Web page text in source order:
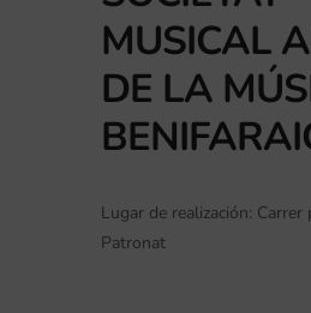
MUSICAL
DE LA
Lugar de realización:
Patronat